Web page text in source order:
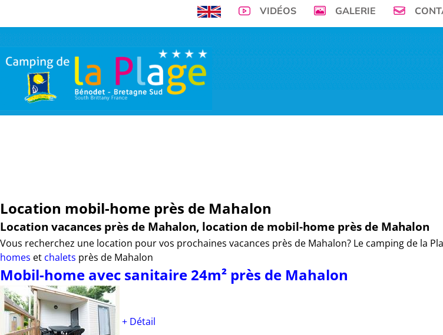
VIDÉOS GALERIE
vous offre son petit
Location mobil-home près de Mahalon
Location vacances près de Mahalon, location de mobil-home près de Mahalon
Vous recherchez une location pour vos prochaines vacances près de Mahalon? Le camping de la
homes et chalets près de Mahalon
Mobil-home avec sanitaire 24m² près de Mahalon
+ Détail